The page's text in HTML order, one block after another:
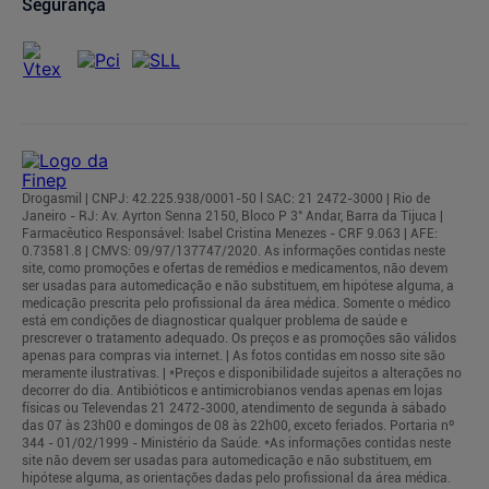
Segurança
Drogasmil | CNPJ: 42.225.938/0001-50 l SAC: 21 2472-3000 | Rio de
Janeiro - RJ: Av. Ayrton Senna 2150, Bloco P 3° Andar, Barra da Tijuca |
Farmacêutico Responsável: Isabel Cristina Menezes - CRF 9.063 | AFE:
0.73581.8 | CMVS: 09/97/137747/2020. As informações contidas neste
site, como promoções e ofertas de remédios e medicamentos, não devem
ser usadas para automedicação e não substituem, em hipótese alguma, a
medicação prescrita pelo profissional da área médica. Somente o médico
está em condições de diagnosticar qualquer problema de saúde e
prescrever o tratamento adequado. Os preços e as promoções são válidos
apenas para compras via internet. | As fotos contidas em nosso site são
meramente ilustrativas. | *Preços e disponibilidade sujeitos a alterações no
decorrer do dia. Antibióticos e antimicrobianos vendas apenas em lojas
físicas ou Televendas 21 2472-3000, atendimento de segunda à sábado
das 07 às 23h00 e domingos de 08 às 22h00, exceto feriados. Portaria nº
344 - 01/02/1999 - Ministério da Saúde. *As informações contidas neste
site não devem ser usadas para automedicação e não substituem, em
hipótese alguma, as orientações dadas pelo profissional da área médica.